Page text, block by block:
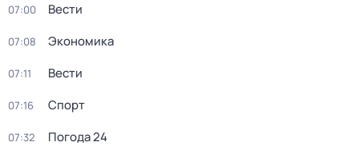
07:00 Вести
07:08 Экономика
07:11 Вести
07:16 Спорт
07:32 Погода 24